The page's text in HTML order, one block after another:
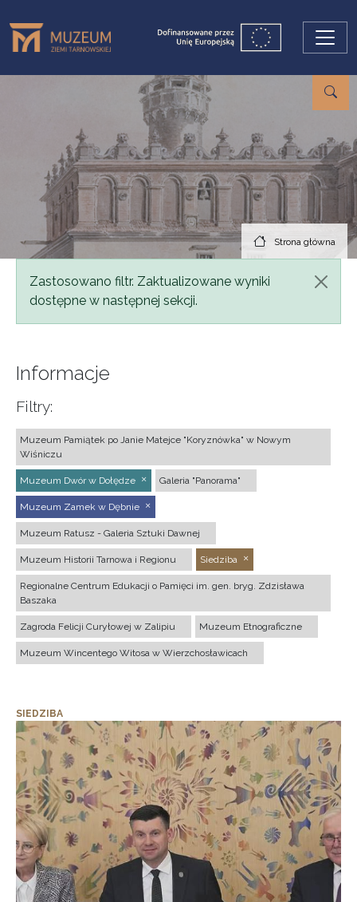
Strona główna
Komunikat
Zastosowano filtr. Zaktualizowane wyniki
dostępne w następnej sekcji.
Informacje
Filtry:
Muzeum Pamiątek po Janie Matejce "Koryznówka" w Nowym
Wiśniczu
Muzeum Dwór w Dołędze Galeria "Panorama"
Muzeum Zamek w Dębnie
Muzeum Ratusz - Galeria Sztuki Dawnej
Muzeum Historii Tarnowa i Regionu Siedziba
Regionalne Centrum Edukacji o Pamięci im. gen. bryg. Zdzisława
Baszaka
Zagroda Felicji Curyłowej w Zalipiu Muzeum Etnograficzne
Muzeum Wincentego Witosa w Wierzchosławicach
SIEDZIBA